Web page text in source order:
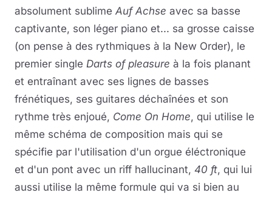
absolument sublime Auf Achse avec sa basse
captivante, son léger piano et... sa grosse caisse
(on pense à des rythmiques à la New Order), le
premier single Darts of pleasure à la fois planant
et entraînant avec ses lignes de basses
frénétiques, ses guitares déchaînées et son
rythme très enjoué, Come On Home, qui utilise le
même schéma de composition mais qui se
spécifie par l'utilisation d'un orgue éléctronique
et d'un pont avec un riff hallucinant, 40 ft, qui lui
aussi utilise la même formule qui va si bien au